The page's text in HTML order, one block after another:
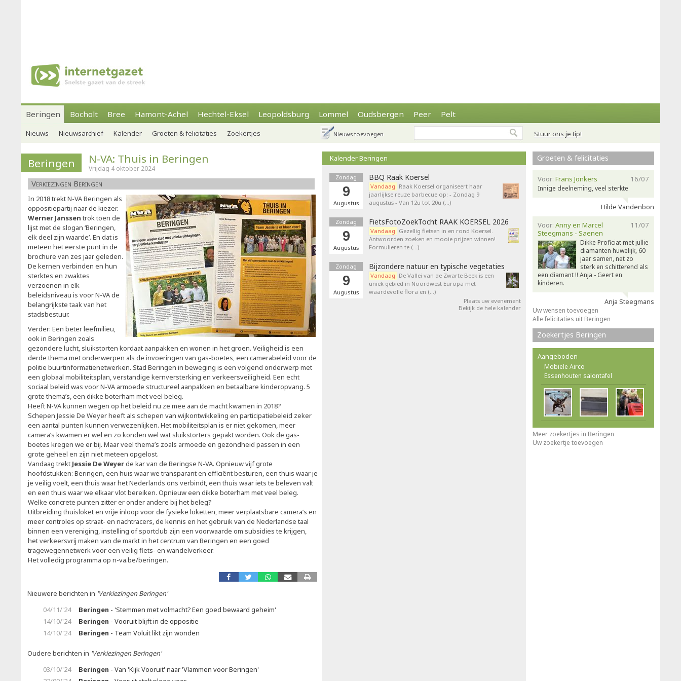
Beringen Bocholt Bree Hamont-Achel Hechtel-Eksel Leopoldsburg Lommel Oudsbergen Peer Pelt
Stuur ons je tip!
Nieuws Nieuwsarchief Kalender Groeten & felicitaties Zoekertjes Nieuws toevoegen
Beringen N-VA: Thuis in Beringen
Vrijdag 4 oktober 2024
Verkiezingen Beringen
In 2018 trekt N-VA Beringen als
oppositiepartij naar de kiezer.
Werner Janssen trok toen de
lijst met de slogan ‘Beringen,
elk deel zijn waarde’. En dat is
meteen het eerste punt in de
brochure van zes jaar geleden.
De kernen verbinden en hun
sterktes en zwaktes
verzoenen in elk
beleidsniveau is voor N-VA de
belangrijkste taak van het
stadsbestuur.
Verder: Een beter leefmilieu,
ook in Beringen zoals
gezondere lucht, sluikstorten kordaat aanpakken en wonen in het groen. Veiligheid is een
derde thema met onderwerpen als de invoeringen van gas-boetes, een camerabeleid voor de
politie buurtinformatienetwerken. Stad Beringen in beweging is een volgend onderwerp met
een globaal mobiliteitsplan, verstandige kernversterking en verkeersveiligheid. Een echt
sociaal beleid was voor N-VA armoede structureel aanpakken en betaalbare kinderopvang. 5
grote thema’s, een dikke boterham met veel beleg.
Heeft N-VA kunnen wegen op het beleid nu ze mee aan de macht kwamen in 2018?
Schepen Jessie De Weyer heeft als schepen van wijkontwikkeling en participatiebeleid zeker
een aantal punten kunnen verwezenlijken. Het mobiliteitsplan is er niet gekomen, meer
camera’s kwamen er wel en zo konden wel wat sluikstorters gepakt worden. Ook de gas-
boetes kregen we er bij. Maar veel thema’s zoals armoede en gezondheid passen in een
grote geheel en zijn niet meteen opgelost.
Vandaag trekt Jessie De Weyerde kar van de Beringse N-VA. Opnieuw vijf grote
hoofdstukken: Beringen, een huis waar we transparant en efficiënt besturen, een thuis waar je
je veilig voelt, een thuis waar het Nederlands ons verbindt, een thuis waar iets te beleven valt
en een thuis waar we elkaar vlot bereiken. Opnieuw een dikke boterham met veel beleg.
Welke concrete punten zitter er onder andere bij het beleg?
Uitbreiding thuisloket en vrije inloop voor de fysieke loketten, meer verplaatsbare camera’s en
meer controles op straat- en nachtracers, de kennis en het gebruik van de Nederlandse taal
binnen een vereniging, instelling of sportclub zijn een voorwaarde om subsidies te krijgen,
het verkeersvrij maken van de markt in het centrum van Beringen en een goed
tragewegennetwerk voor een veilig fiets- en wandelverkeer.
Het volledig programma op n-va.be/beringen.
Nieuwere berichten in 'Verkiezingen Beringen'
04/11/'24
Beringen - 'Stemmen met volmacht? Een goed bewaard geheim'
14/10/'24
Beringen - Vooruit blijft in de oppositie
14/10/'24
Beringen - Team Voluit likt zijn wonden
Oudere berichten in 'Verkiezingen Beringen'
03/10/'24
Beringen - Van 'Kijk Vooruit' naar 'Vlammen voor Beringen'
Kalender Beringen
Zondag
9
Augustus
BBQ Raak Koersel
Vandaag Raak Koersel organiseert haar
jaarlijkse reuze barbecue op: - Zondag 9
augustus - Van 12u tot 20u (…)
Zondag
9
Augustus
FietsFotoZoekTocht RAAK KOERSEL 2026
Vandaag Gezellig fietsen in en rond Koersel.
Antwoorden zoeken en mooie prijzen winnen!
Formulieren te (…)
Zondag
9
Augustus
Bijzondere natuur en typische vegetaties
Vandaag De Vallei van de Zwarte Beek is een
uniek gebied in Noordwest Europa met
waardevolle flora en (…)
Plaats uw evenement
Bekijk de hele kalender
Groeten & felicitaties
16/07
Voor: Frans Jonkers
Innige deelneming, veel sterkte
Hilde Vandenbon
11/07
Voor: Anny en Marcel
Steegmans - Saenen
Dikke Proficiat met jullie
diamanten huwelijk, 60
jaar samen, net zo
sterk en schitterend als
een diamant !! Anja - Geert en
kinderen.
Anja Steegmans
Uw wensen toevoegen
Alle felicitaties uit Beringen
Zoekertjes Beringen
Aangeboden
Mobiele Airco
Essenhouten salontafel
Meer zoekertjes in Beringen
Uw zoekertje toevoegen